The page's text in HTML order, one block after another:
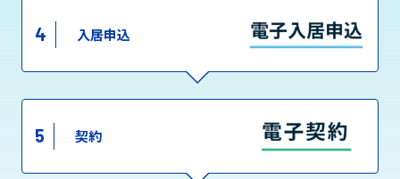
4 入居申込
5 契約